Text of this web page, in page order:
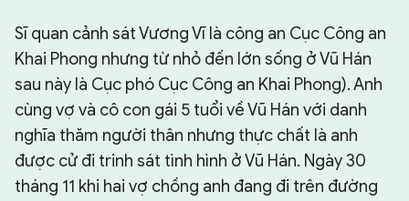
Sĩ quan cảnh sát Vương Vĩ là công an Cục Công an
Khai Phong nhưng từ nhỏ đến lớn sống ở Vũ Hán
sau này là Cục phó Cục Công an Khai Phong). Anh
cùng vợ và cô con gái 5 tuổi về Vũ Hán với danh
nghĩa thăm người thân nhưng thực chất là anh
được cử đi trinh sát tình hình ở Vũ Hán. Ngày 30
tháng 11 khi hai vợ chồng anh đang đi trên đường